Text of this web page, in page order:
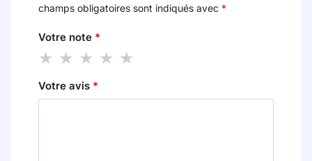
champs obligatoires sont indiqués avec *
Votre note *
Votre avis *